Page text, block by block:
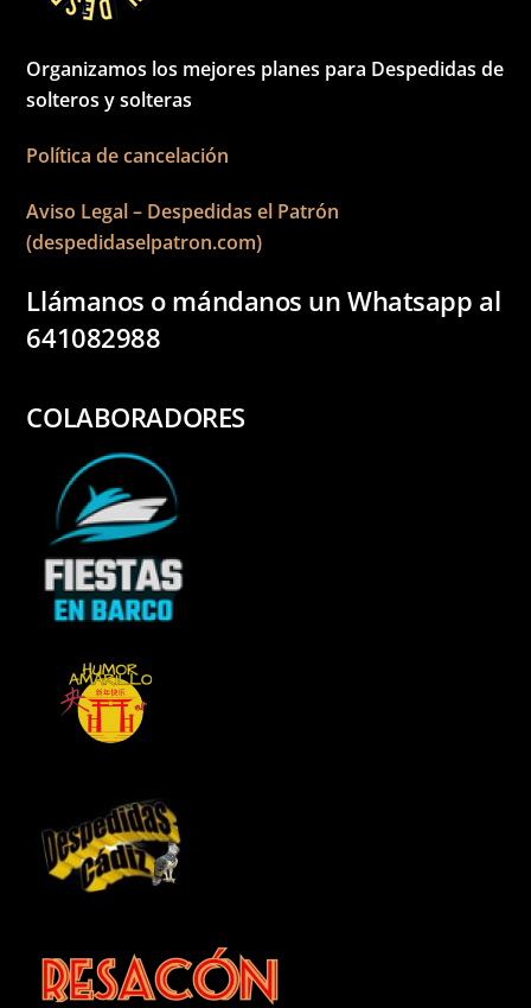
Organizamos los mejores planes para Despedidas de
solteros y solteras
Política de cancelación
Aviso Legal – Despedidas el Patrón
(despedidaselpatron.com)
Llámanos o mándanos un Whatsapp al
641082988
COLABORADORES